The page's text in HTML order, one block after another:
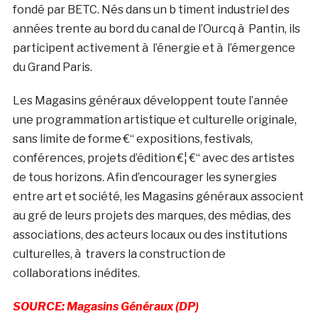
fondé par BETC. Nés dans un b timent industriel des
années trente au bord du canal de l’Ourcq à Pantin, ils
participent activement à l’énergie et à l’émergence
du Grand Paris.
Les Magasins généraux développent toute l’année
une programmation artistique et culturelle originale,
sans limite de forme €“ expositions, festivals,
conférences, projets d’édition €¦ €“ avec des artistes
de tous horizons. Afin d’encourager les synergies
entre art et société, les Magasins généraux associent
au gré de leurs projets des marques, des médias, des
associations, des acteurs locaux ou des institutions
culturelles, à travers la construction de
collaborations inédites.
SOURCE: Magasins Généraux (DP)